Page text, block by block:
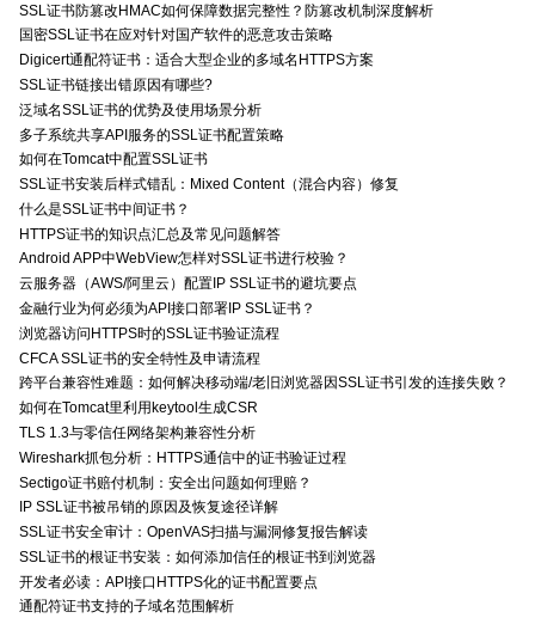
SSL证书防篡改HMAC如何保障数据完整性？防篡改机制深度解析
国密SSL证书在应对针对国产软件的恶意攻击策略
Digicert通配符证书：适合大型企业的多域名HTTPS方案
SSL证书链接出错原因有哪些?
泛域名SSL证书的优势及使用场景分析
多子系统共享API服务的SSL证书配置策略
如何在Tomcat中配置SSL证书
SSL证书安装后样式错乱：Mixed Content（混合内容）修复
什么是SSL证书中间证书？
HTTPS证书的知识点汇总及常见问题解答
Android APP中WebView怎样对SSL证书进行校验？
云服务器（AWS/阿里云）配置IP SSL证书的避坑要点
金融行业为何必须为API接口部署IP SSL证书？
浏览器访问HTTPS时的SSL证书验证流程
CFCA SSL证书的安全特性及申请流程
跨平台兼容性难题：如何解决移动端/老旧浏览器因SSL证书引发的连接失败？
如何在Tomcat里利用keytool生成CSR
TLS 1.3与零信任网络架构兼容性分析
Wireshark抓包分析：HTTPS通信中的证书验证过程
Sectigo证书赔付机制：安全出问题如何理赔？
IP SSL证书被吊销的原因及恢复途径详解
SSL证书安全审计：OpenVAS扫描与漏洞修复报告解读
SSL证书的根证书安装：如何添加信任的根证书到浏览器
开发者必读：API接口HTTPS化的证书配置要点
通配符证书支持的子域名范围解析